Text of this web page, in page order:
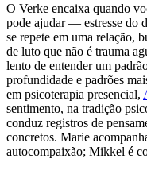
O Verke encaixa quando
pode ajudar — estresse do
se repete em uma relação,
de luto que não é trauma
lento de entender um
profundidade e padrões
em psicoterapia presencial,
sentimento, na tradição
conduz registros de
concretos. Marie
autocompaixão; Mikkel é